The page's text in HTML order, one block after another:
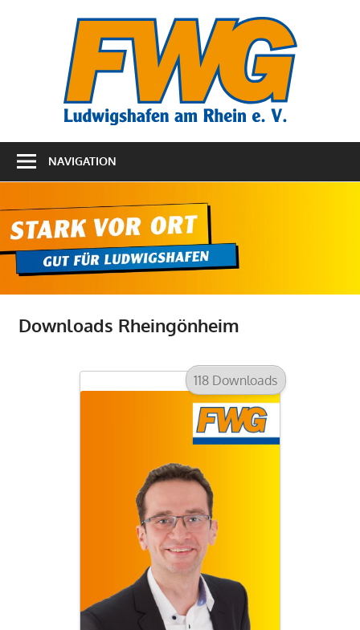
NAVIGATION
Downloads Rheingönheim
118 Downloads